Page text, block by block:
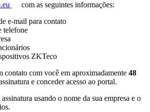
.eu com as seguintes informações:
e-mail para contato
telefone
ários
ZKTeco
contato com você em aproximadamente 48
e conceder acesso ao portal.
assinatura usando o nome da sua empresa e o
.